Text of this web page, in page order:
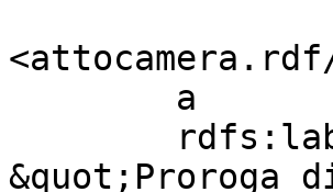
<attocamera.rdf/
&quot;Proroga